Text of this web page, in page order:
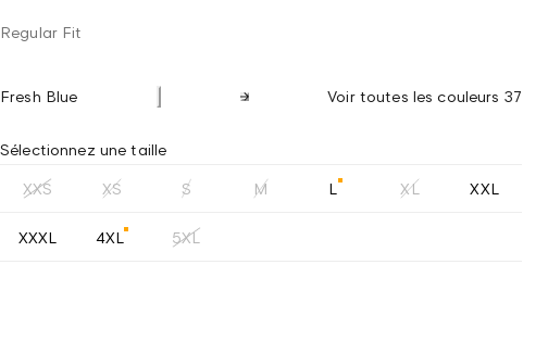
Regular Fit
Fresh Blue Voir toutes les couleurs 37
Sélectionnez une taille
XXS XS S M L XL XXL
XXXL 4XL 5XL